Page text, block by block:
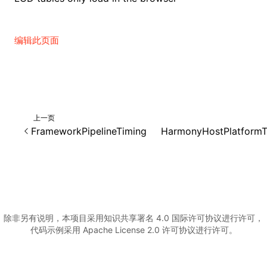
编辑此页面
上一页
FrameworkPipelineTiming
除非另有说明，本项目采用知识共享署名 4.0 国际许可协议进行许可，
代码示例采用 Apache License 2.0 许可协议进行许可。